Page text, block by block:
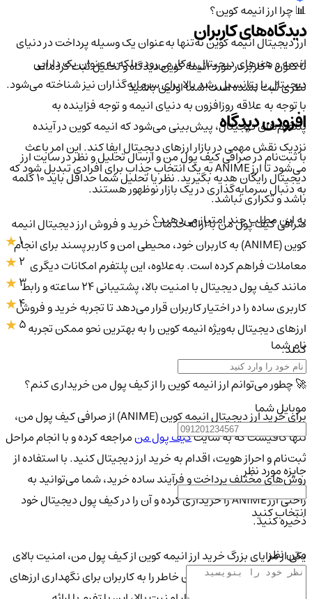
📊 چرا ارز انیمه کوین؟
ارز دیجیتال انیمه کوین نه‌تنها به‌عنوان یک وسیله پرداخت در دنیای
انیمه و هنرهای دیجیتال به‌کار می‌رود، بلکه به‌عنوان یک دارایی
دیجیتال با پتانسیل رشد بالا برای سرمایه‌گذاران نیز شناخته می‌شود.
با توجه به علاقه روزافزون به دنیای انیمه و توجه فزاینده به
پلتفرم‌های دیجیتال، پیش‌بینی می‌شود که انیمه کوین در آینده
نزدیک نقش مهمی در بازار ارزهای دیجیتال ایفا کند. این امر باعث
می‌شود تا ارز ANIME به یک انتخاب جذاب برای افرادی تبدیل شود که
به دنبال سرمایه‌گذاری در یک بازار نوظهور هستند.
صرافی کیف پول من با ارائه خدمات خرید و فروش ارز دیجیتال انیمه
کوین (ANIME) به کاربران خود، محیطی امن و کاربرپسند برای انجام
معاملات فراهم کرده است. به‌علاوه، این پلتفرم امکانات دیگری
مانند کیف پول دیجیتال با امنیت بالا، پشتیبانی 24 ساعته و رابط
کاربری ساده را در اختیار کاربران قرار می‌دهد تا تجربه خرید و فروش
ارزهای دیجیتال به‌ویژه انیمه کوین را به بهترین نحو ممکن تجربه
کنند.
🚀 چطور می‌توانم ارز انیمه کوین را از کیف پول من خریداری کنم؟
برای خرید ارز دیجیتال انیمه کوین (ANIME) از صرافی کیف پول من،
تنها کافیست که به سایتکیف پول منمراجعه کرده و با انجام مراحل
ثبت‌نام و احراز هویت، اقدام به خرید ارز دیجیتال کنید. با استفاده از
روش‌های مختلف پرداخت و فرآیند ساده خرید، شما می‌توانید به
راحتی ارز ANIME را خریداری کرده و آن را در کیف پول دیجیتال خود
ذخیره کنید.
یکی از مزایای بزرگ خرید ارز انیمه کوین از کیف پول من، امنیت بالای
این پلتفرم است که اطمینان خاطر را به کاربران برای نگهداری ارزهای
دیدگاه‌های کاربران
تا کنون 0 کاربر در مورد انیمه کویندیدگاه و تحلیل ثبت کرده اند
نظری ثبت نشده است!شما اولین باشید
افزودن دیدگاه
با ثبت‌نام در صرافی کیف پول من و ارسال تحلیل و نظر در سایت ارز
دیجیتال رایگان هدیه بگیرید. نظر یا تحلیل شما حداقل باید ۱۰ کلمه
باشد و تکراری نباشد.
به این مطلب چند امتیاز می‌دهید؟
1
3
4
5
نام شما
موبایل شما
جایزه مورد نظر
انتخاب کنید
متن نظر